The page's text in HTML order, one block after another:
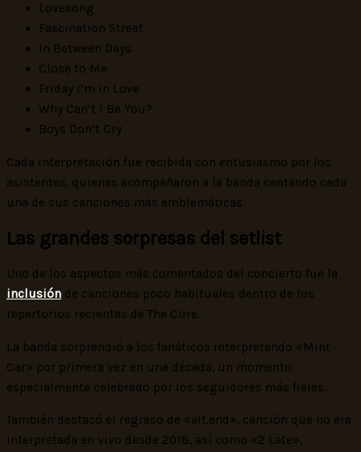
Lovesong
Fascination Street
In Between Days
Close to Me
Friday I’m in Love
Why Can’t I Be You?
Boys Don’t Cry
Cada interpretación fue recibida con entusiasmo por los
asistentes, quienes acompañaron a la banda cantando cada
una de sus canciones más emblemáticas.
Las grandes sorpresas del setlist
Uno de los aspectos más comentados del concierto fue la
inclusión de canciones poco habituales dentro de los
repertorios recientes de The Cure.
La banda sorprendió a los fanáticos interpretando «Mint
Car» por primera vez en una década, un momento
especialmente celebrado por los seguidores más fieles.
También destacó el regreso de «alt.end», canción que no era
interpretada en vivo desde 2018, así como «2 Late»,